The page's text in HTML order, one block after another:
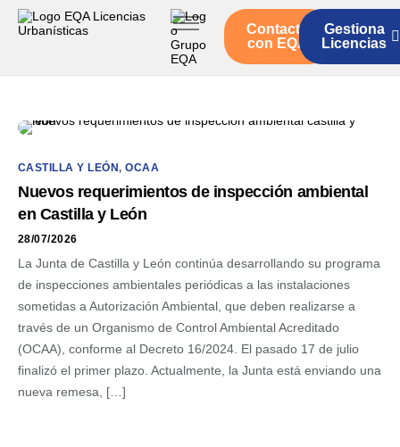
Servicios
Contacto
con EQA
Gestiona
Licencias
CASTILLA Y LEÓN,OCAA
Nuevos requerimientos de inspección ambiental
en Castilla y León
28/07/2026
La Junta de Castilla y León continúa desarrollando su programa
de inspecciones ambientales periódicas a las instalaciones
sometidas a Autorización Ambiental, que deben realizarse a
través de un Organismo de Control Ambiental Acreditado
(OCAA), conforme al Decreto 16/2024. El pasado 17 de julio
finalizó el primer plazo. Actualmente, la Junta está enviando una
nueva remesa, […]